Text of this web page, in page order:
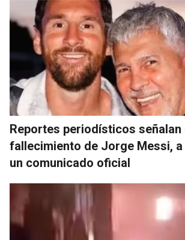
Reportes periodísticos señalan
fallecimiento de Jorge Messi, a
un comunicado oficial